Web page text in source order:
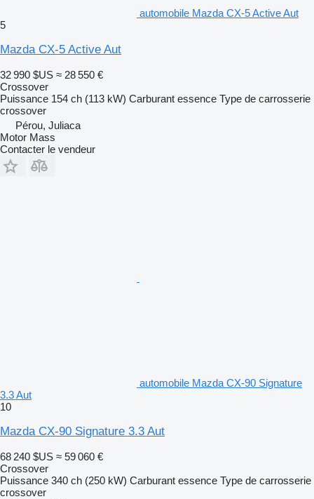
automobile Mazda CX-5 Active Aut
5
Mazda CX-5 Active Aut
32 990 $US ≈ 28 550 €
Crossover
Puissance 154 ch (113 kW) Carburant essence Type de carrosserie
crossover
Pérou, Juliaca
Motor Mass
Contacter le vendeur
automobile Mazda CX-90 Signature
3.3 Aut
10
Mazda CX-90 Signature 3.3 Aut
68 240 $US ≈ 59 060 €
Crossover
Puissance 340 ch (250 kW) Carburant essence Type de carrosserie
crossover